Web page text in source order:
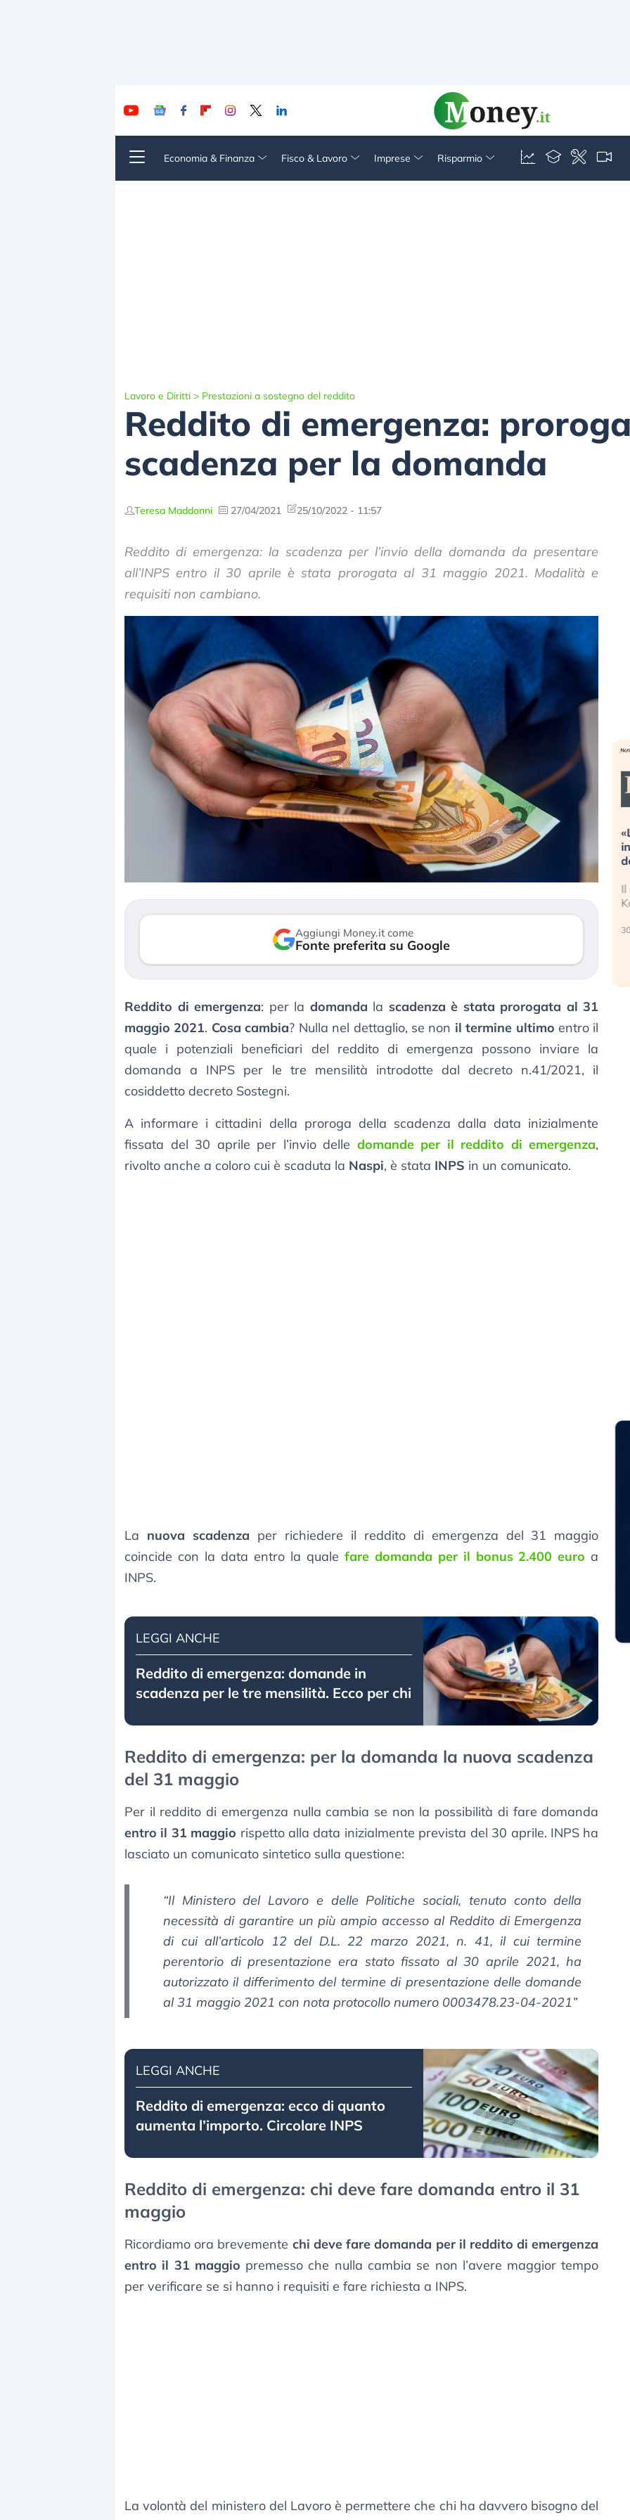
Economia & Finanza Fisco & Lavoro Imprese Risparmio
Lavoro e Diritti > Prestazioni a sostegno del reddito
Reddito di emergenza:
scadenza per la domanda
Teresa Maddonni 27/04/2021 25/10/2022 - 11:57
Reddito di emergenza: la scadenza per l’invio della domanda da presentare
all’INPS entro il 30 aprile è stata prorogata al 31 maggio 2021. Modalità e
requisiti non cambiano.
Aggiungi Money.it come
Fonte preferita su Google
Reddito di emergenza: per la domanda la scadenza è stata prorogata al 31
maggio 2021. Cosa cambia? Nulla nel dettaglio, se non il termine ultimo entro il
quale i potenziali beneficiari del reddito di emergenza possono inviare la
domanda a INPS per le tre mensilità introdotte dal decreto n.41/2021, il
cosiddetto decreto Sostegni.
A informare i cittadini della proroga della scadenza dalla data inizialmente
fissata del 30 aprile per l’invio delle domande per il reddito di emergenza,
rivolto anche a coloro cui è scaduta la Naspi, è stata INPS in un comunicato.
La nuova scadenza per richiedere il reddito di emergenza del 31 maggio
coincide con la data entro la quale fare domanda per il bonus 2.400 euro a
INPS.
LEGGI ANCHE
Reddito di emergenza: domande in
scadenza per le tre mensilità. Ecco per chi
Reddito di emergenza: per la domanda la nuova scadenza
del 31 maggio
Per il reddito di emergenza nulla cambia se non la possibilità di fare domanda
entro il 31 maggio rispetto alla data inizialmente prevista del 30 aprile. INPS ha
lasciato un comunicato sintetico sulla questione:
“Il Ministero del Lavoro e delle Politiche sociali, tenuto conto della
necessità di garantire un più ampio accesso al Reddito di Emergenza
di cui all’articolo 12 del D.L. 22 marzo 2021, n. 41, il cui termine
perentorio di presentazione era stato fissato al 30 aprile 2021, ha
autorizzato il differimento del termine di presentazione delle domande
al 31 maggio 2021 con nota protocollo numero 0003478.23-04-2021”
LEGGI ANCHE
Reddito di emergenza: ecco di quanto
aumenta l’importo. Circolare INPS
Reddito di emergenza: chi deve fare domanda entro il 31
maggio
Ricordiamo ora brevemente chi deve fare domanda per il reddito di emergenza
entro il 31 maggio premesso che nulla cambia se non l’avere maggior tempo
per verificare se si hanno i requisiti e fare richiesta a INPS.
La volontà del ministero del Lavoro è permettere che chi ha davvero bisogno del
Dalle valutazioni estreme alla
correzione. Cosa sta guidando il
mostrando segni di stanchezza
verso le (…)
3 agosto 2026
«La mia vita è rovinata». Investitori
in preda al panico dopo lo scoppio
della bolla AI
Kospi, mentre gli investitori retail (…)